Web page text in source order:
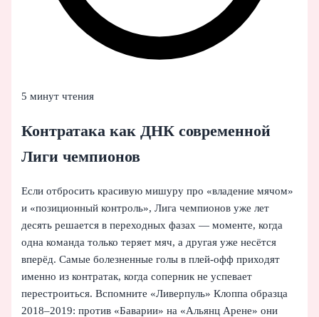
5 минут чтения
Контратака как ДНК современной
Лиги чемпионов
Если отбросить красивую мишуру про «владение мячом»
и «позиционный контроль», Лига чемпионов уже лет
десять решается в переходных фазах — моменте, когда
одна команда только теряет мяч, а другая уже несётся
вперёд. Самые болезненные голы в плей-офф приходят
именно из контратак, когда соперник не успевает
перестроиться. Вспомните «Ливерпуль» Клоппа образца
2018–2019: против «Баварии» на «Альянц Арене» они